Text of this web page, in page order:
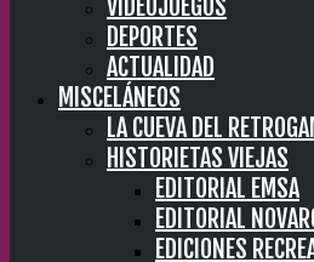
VIDEOJUEGOS
DEPORTES
ACTUALIDAD
MISCELÁNEOS
LA CUEVA DEL
HISTORIETAS VIEJAS
EDITORIAL EMSA
EDITORIAL
EDICIONES